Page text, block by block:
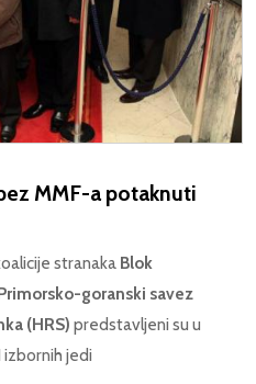
MMF-a potaknuti
stranaka Blok
goranski savez
(HRS) predstavljeni su u
izbornih jedi